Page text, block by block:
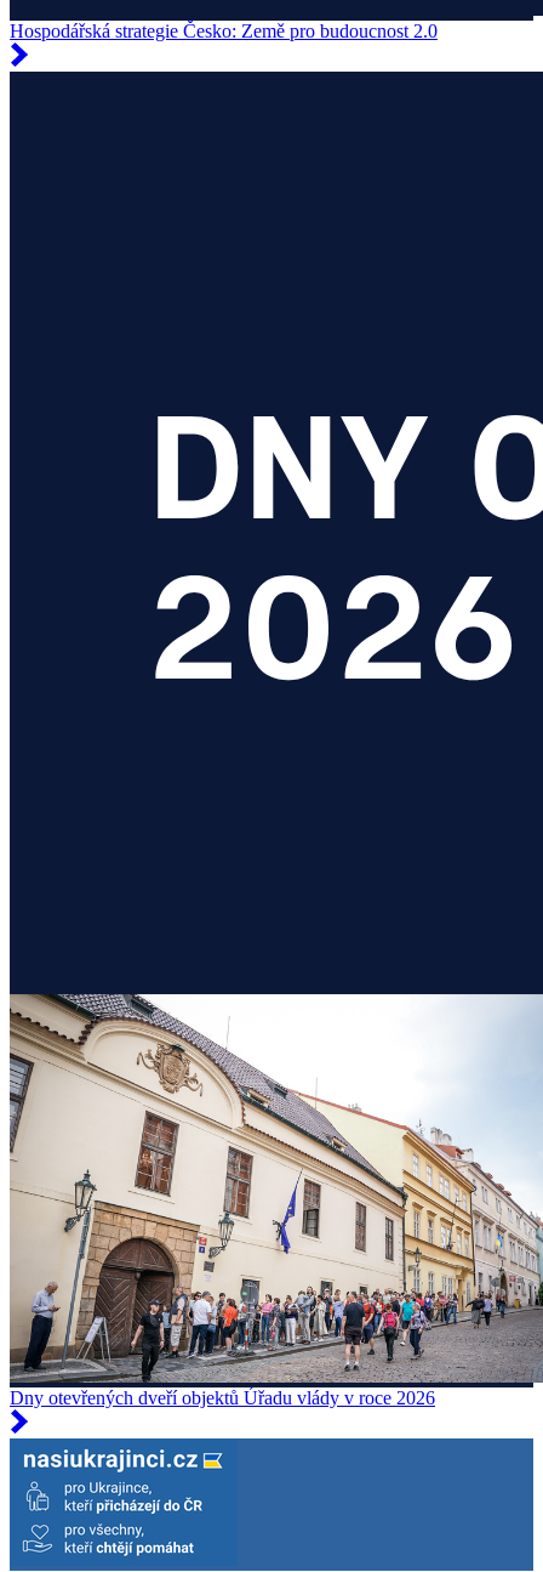
Hospodářská strategie Česko: Země pro budoucnost 2.0
Dny otevřených dveří objektů Úřadu vlády v roce 2026